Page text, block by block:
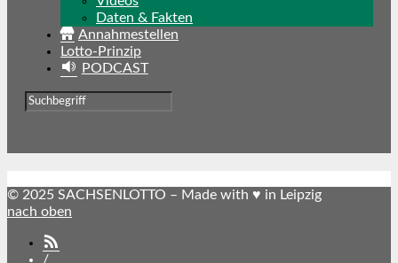
Daten & Fakten
Annahmestellen
Lotto-Prinzip
PODCAST
© 2025 SACHSENLOTTO – Made with ♥ in Leipzig
nach oben
/